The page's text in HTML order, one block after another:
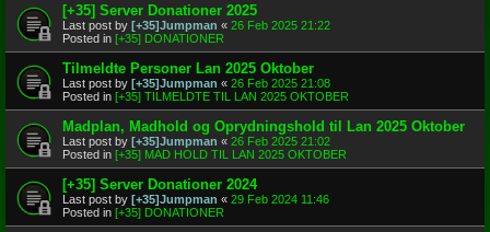
[+35] Server Donationer 2025
Last post by [+35]Jumpman « 26 Feb 2025 21:22
Posted in [+35] DONATIONER
Tilmeldte Personer Lan 2025 Oktober
Last post by [+35]Jumpman « 26 Feb 2025 21:08
Posted in [+35] TILMELDTE TIL LAN 2025 OKTOBER
Madplan, Madhold og Oprydningshold til Lan 2025 Oktober
Last post by [+35]Jumpman « 26 Feb 2025 21:02
Posted in [+35] MAD HOLD TIL LAN 2025 OKTOBER
[+35] Server Donationer 2024
Last post by [+35]Jumpman « 29 Feb 2024 11:46
Posted in [+35] DONATIONER